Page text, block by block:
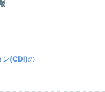
ン(CDI)の